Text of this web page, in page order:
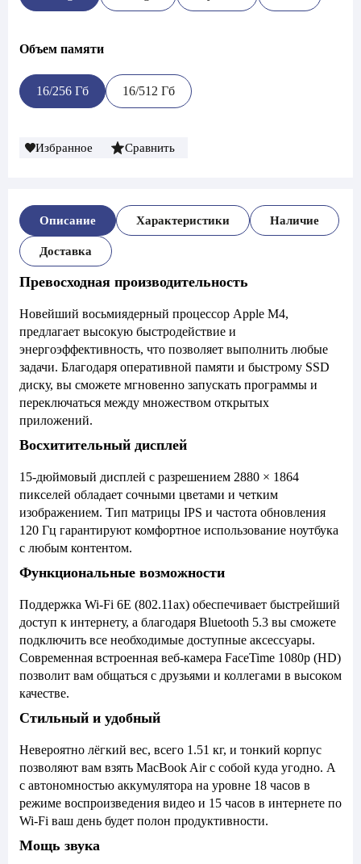
Объем памяти
16/256 Гб 16/512 Гб
Избранное Сравнить
Описание Характеристики Наличие
Доставка
Превосходная производительность
Новейший восьмиядерный процессор Apple M4,
предлагает высокую быстродействие и
энергоэффективность, что позволяет выполнить любые
задачи. Благодаря оперативной памяти и быстрому SSD
диску, вы сможете мгновенно запускать программы и
переключаться между множеством открытых
приложений.
Восхитительный дисплей
15-дюймовый дисплей с разрешением 2880 × 1864
пикселей обладает сочными цветами и четким
изображением. Тип матрицы IPS и частота обновления
120 Гц гарантируют комфортное использование ноутбука
с любым контентом.
Функциональные возможности
Поддержка Wi-Fi 6E (802.11ax) обеспечивает быстрейший
доступ к интернету, а благодаря Bluetooth 5.3 вы сможете
подключить все необходимые доступные аксессуары.
Современная встроенная веб-камера FaceTime 1080p (HD)
позволит вам общаться с друзьями и коллегами в высоком
качестве.
Стильный и удобный
Невероятно лёгкий вес, всего 1.51 кг, и тонкий корпус
позволяют вам взять MacBook Air с собой куда угодно. А
с автономностью аккумулятора на уровне 18 часов в
режиме воспроизведения видео и 15 часов в интернете по
Wi-Fi ваш день будет полон продуктивности.
Мощь звука